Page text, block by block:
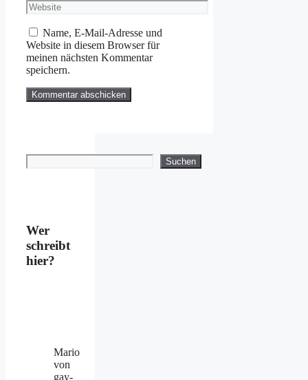
Mail-
Adresse
Website
Name, E-Mail-Adresse und
Website in diesem Browser für
meinen nächsten Kommentar
speichern.
Suchen Suchen
Wer
schreibt
hier?
Mario
von
gay-